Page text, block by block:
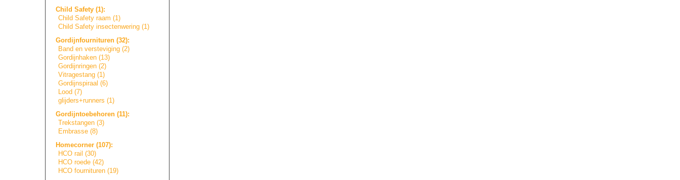
Child Safety (1):
Child Safety raam (1)
Child Safety insectenwering (1)
Gordijnfournituren (32):
Band en versteviging (2)
Gordijnhaken (13)
Gordijnringen (2)
Vitragestang (1)
Gordijnspiraal (6)
Lood (7)
glijders+runners (1)
Gordijntoebehoren (11):
Trekstangen (3)
Embrasse (8)
Homecorner (107):
HCO rail (30)
HCO roede (42)
HCO fournituren (19)